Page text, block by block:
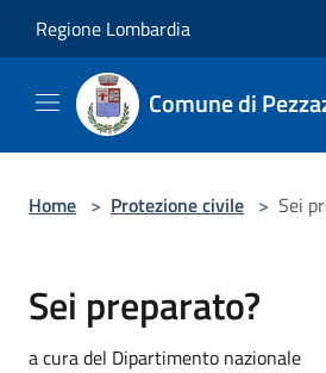
Regione Lombardia
Comune di
Home > Protezione civile > Sei
Sei preparato?
a cura del Dipartimento nazionale